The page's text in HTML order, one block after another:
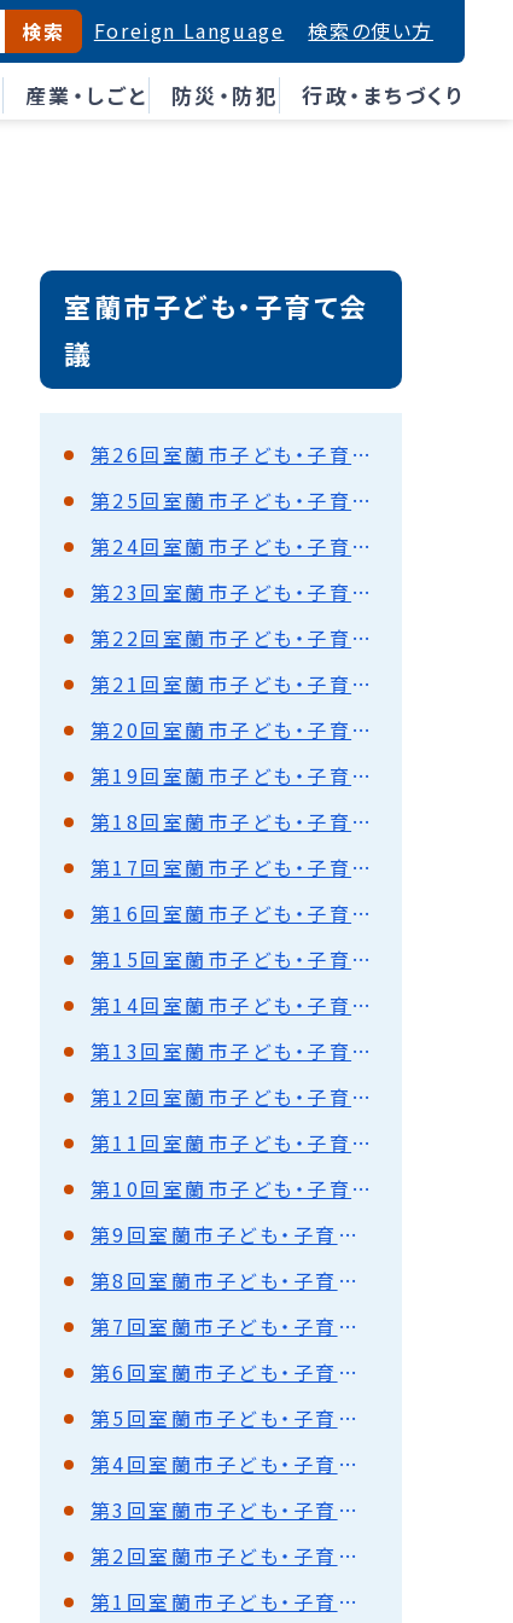
産業・しごと 防災・防犯 行政・まちづくり
検索 Foreign Language 検索の使い方
室蘭市子ども・子育て会
議
第26回室蘭市子ども・子育て会議
第25回室蘭市子ども・子育て会議
第24回室蘭市子ども・子育て会議
第23回室蘭市子ども・子育て会議
第22回室蘭市子ども・子育て会議
第21回室蘭市子ども・子育て会議
第20回室蘭市子ども・子育て会議
第19回室蘭市子ども・子育て会議
第18回室蘭市子ども・子育て会議
第17回室蘭市子ども・子育て会議
第16回室蘭市子ども・子育て会議
第15回室蘭市子ども・子育て会議
第14回室蘭市子ども・子育て会議
第13回室蘭市子ども・子育て会議
第12回室蘭市子ども・子育て会議
第11回室蘭市子ども・子育て会議
第10回室蘭市子ども・子育て会議
第9回室蘭市子ども・子育て会議
第8回室蘭市子ども・子育て会議
第7回室蘭市子ども・子育て会議
第6回室蘭市子ども・子育て会議
第5回室蘭市子ども・子育て会議
第4回室蘭市子ども・子育て会議
第3回室蘭市子ども・子育て会議
第2回室蘭市子ども・子育て会議
第1回室蘭市子ども・子育て会議